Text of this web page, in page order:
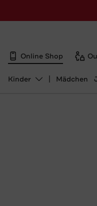
Online Shop
Abteilung ändern,
Kinder Mädchen